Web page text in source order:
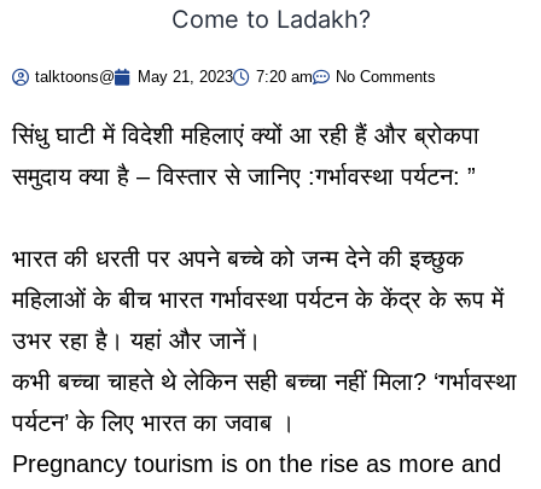
talktoons@ May 21, 2023 7:20 am No Comments
सिंधु घाटी में विदेशी महिलाएं क्यों आ रही हैं और ब्रोकपा
समुदाय क्या है – विस्तार से जानिए :गर्भावस्था पर्यटन: ”
भारत की धरती पर अपने बच्चे को जन्म देने की इच्छुक
महिलाओं के बीच भारत गर्भावस्था पर्यटन के केंद्र के रूप में
उभर रहा है। यहां और जानें।
कभी बच्चा चाहते थे लेकिन सही बच्चा नहीं मिला? ‘गर्भावस्था
पर्यटन’ के लिए भारत का जवाब ।
Pregnancy tourism is on the rise as more and